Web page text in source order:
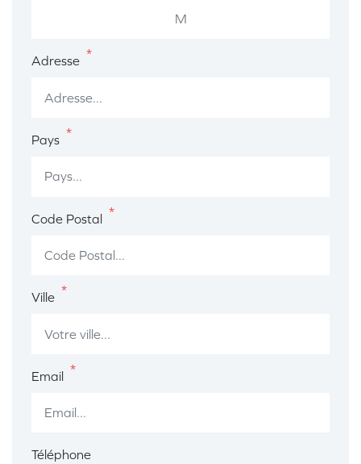
M
Adresse *
Pays *
Code Postal *
Ville *
Email *
Téléphone